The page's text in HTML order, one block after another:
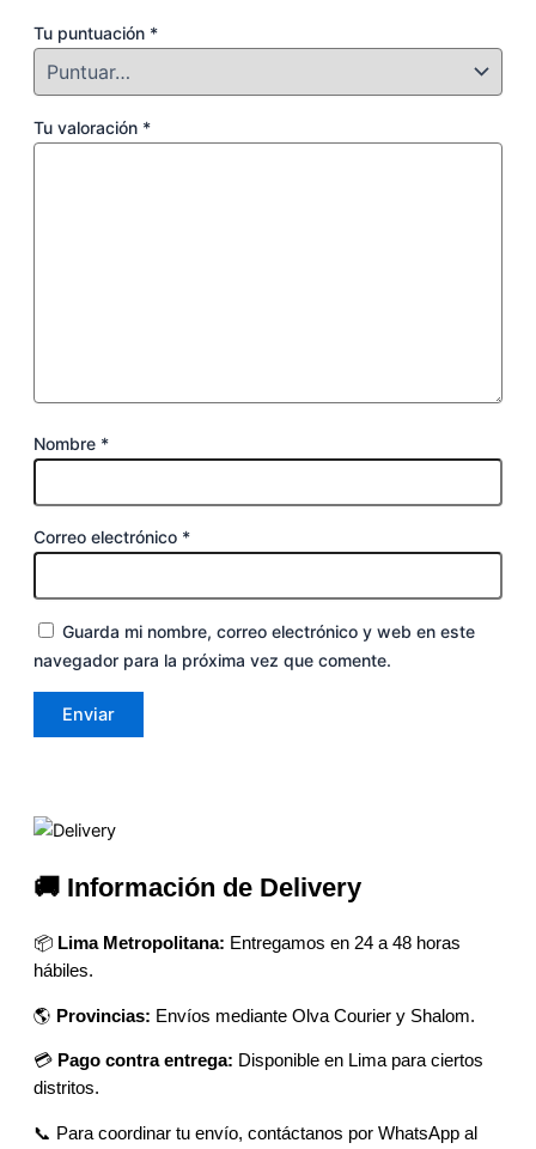
Tu puntuación *
Tu valoración *
Nombre *
Correo electrónico *
Guarda mi nombre, correo electrónico y web en este
navegador para la próxima vez que comente.
🚚 Información de Delivery
📦 Lima Metropolitana: Entregamos en 24 a 48 horas
hábiles.
🌎 Provincias: Envíos mediante Olva Courier y Shalom.
💳 Pago contra entrega: Disponible en Lima para ciertos
distritos.
📞 Para coordinar tu envío, contáctanos por WhatsApp al